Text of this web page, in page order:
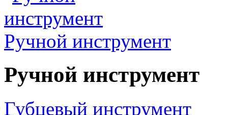
Ручной инструмент
Ручной инструмент
Губцевый инструмент